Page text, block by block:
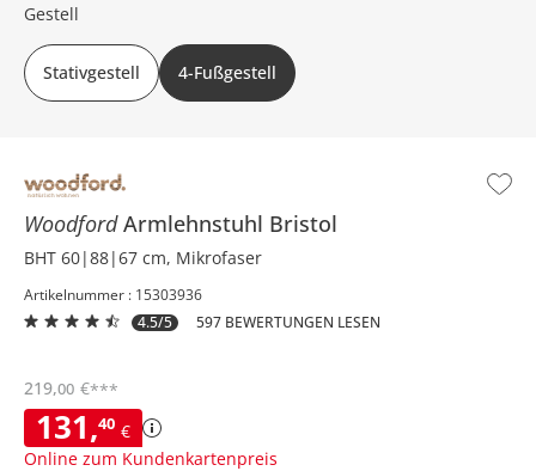
WoodfordArmlehnstuhl Bristol
BHT 60|88|67 cm, Mikrofaser
Artikelnummer : 15303936
4.5/5
597 BEWERTUNGEN LESEN
131,40 €
Online zum Kundenkartenpreis
219,00 €***
Gestell
Stativgestell 4-Fußgestell